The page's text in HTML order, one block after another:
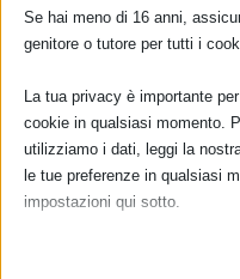
Se hai meno di 16 anni,
genitore o tutore per tutti i
La tua privacy è importante
cookie in qualsiasi momento.
utilizziamo i dati, leggi la
le tue preferenze in qualsiasi
impostazioni qui sotto.